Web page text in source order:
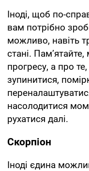
Іноді, щоб по-
вам потрібно
можливо, навіть
стані.
прогресу, а про
зупинитися,
насолодитися
рухатися далі.
Скорпіон
Іноді єдина